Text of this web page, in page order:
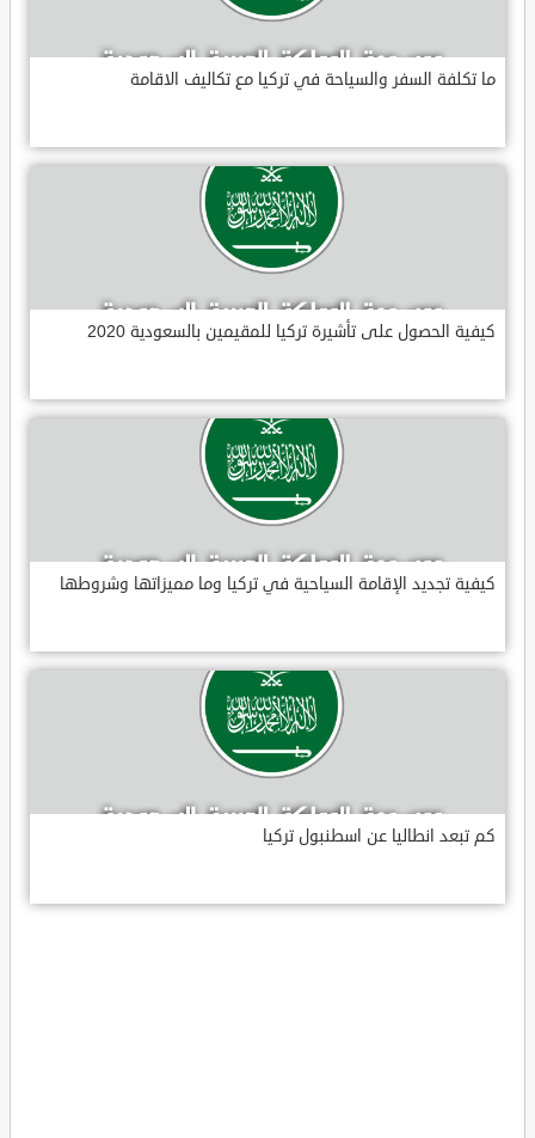
ما تكلفة السفر والسياحة في تركيا مع تكاليف الاقامة
كيفية الحصول على تأشيرة تركيا للمقيمين بالسعودية 2020
كيفية تجديد الإقامة السياحية في تركيا وما مميزاتها وشروطها
كم تبعد انطاليا عن اسطنبول تركيا